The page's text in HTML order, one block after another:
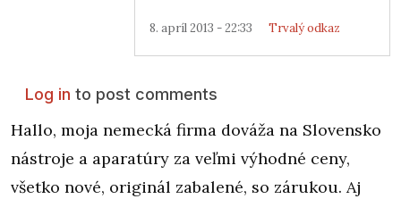
8. apríl 2013 - 22:33 Trvalý odkaz
Log in to post comments
Hallo, moja nemecká firma dováža na Slovensko
nástroje a aparatúry za veľmi výhodné ceny,
všetko nové, originál zabalené, so zárukou. Aj